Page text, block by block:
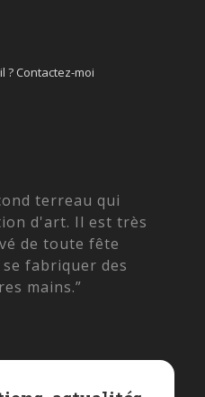
? Contactez-moi
terreau qui
d'art. Il est très
de toute fête
fabriquer des
mains.”